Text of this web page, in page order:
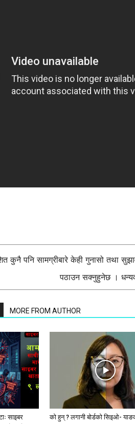
कुनै पनि सामग्रीबारे केही गुनासो तथा
पठाउन सक्नुहुनेछ ।
MORE FROM AUTHOR
साइबर
को हुन् ? लगानी बोर्डको सिइओ-